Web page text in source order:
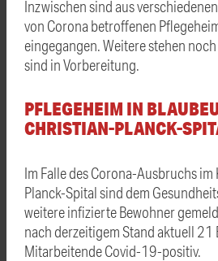
Inzwischen sind aus
von Corona betroffenen
eingegangen. Weitere stehen
sind in Vorbereitung.
PFLEGEHEIM IN
CHRISTIAN-PLANCK-
Im Falle des Corona-Ausbruchs
Planck-Spital sind dem
weitere infizierte Bewohner
nach derzeitigem Stand aktuell 21
Mitarbeitende Covid-19-positiv.